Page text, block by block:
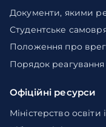
Документи, якими
Студентське
Положення про
Порядок
Офіційні ресурси
Міністерство освіти